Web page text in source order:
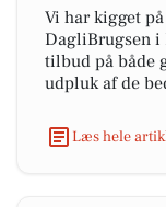
Vi har kigget
DagliBrugsen i
tilbud på både
udpluk af de
Læs hele